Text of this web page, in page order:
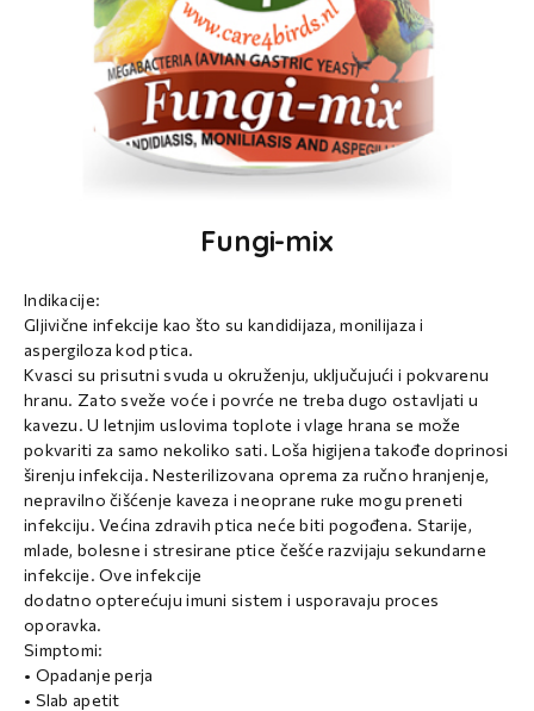
Fungi-mix
Indikacije:
Gljivične infekcije kao što su kandidijaza, monilijaza i
aspergiloza kod ptica.
Kvasci su prisutni svuda u okruženju, uključujući i pokvarenu
hranu. Zato sveže voće i povrće ne treba dugo ostavljati u
kavezu. U letnjim uslovima toplote i vlage hrana se može
pokvariti za samo nekoliko sati. Loša higijena takođe doprinosi
širenju infekcija. Nesterilizovana oprema za ručno hranjenje,
nepravilno čišćenje kaveza i neoprane ruke mogu preneti
infekciju. Većina zdravih ptica neće biti pogođena. Starije,
mlade, bolesne i stresirane ptice češće razvijaju sekundarne
infekcije. Ove infekcije
dodatno opterećuju imuni sistem i usporavaju proces
oporavka.
Simptomi:
• Opadanje perja
• Slab apetit